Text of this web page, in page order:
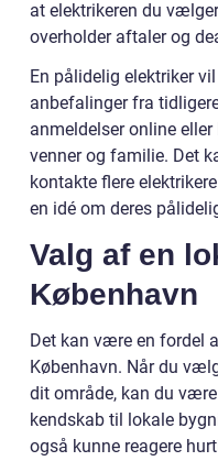
at elektrikeren du
overholder aftaler og
En pålidelig elektriker
anbefalinger fra
anmeldelser online
venner og familie. Det
kontakte flere
en idé om deres
Valg af en
København
Det kan være en fordel
København. Når du
dit område, kan du
kendskab til lokale
også kunne reagere